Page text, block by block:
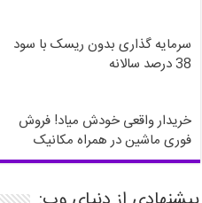
سرمایه گذاری بدون ریسک با سود
38 درصد سالانه
خریدار واقعی خودش میاد! فروش
فوری ماشین در همراه مکانیک